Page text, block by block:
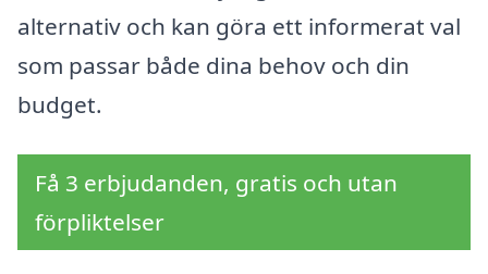
alternativ och kan göra ett informerat val
som passar både dina behov och din
budget.
Få 3 erbjudanden, gratis och utan
förpliktelser